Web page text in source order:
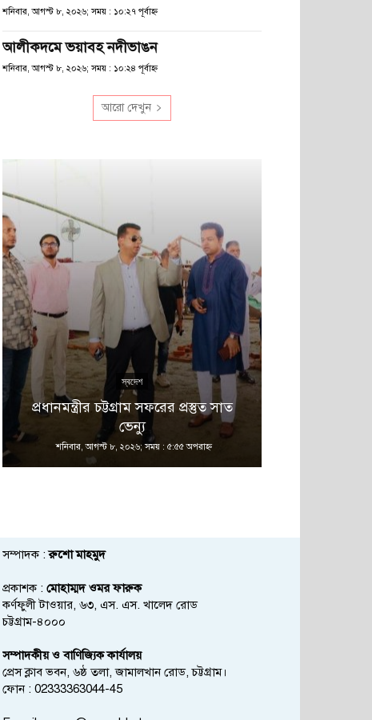
শনিবার, আগস্ট ৮, ২০২৬; সময় : ১০:২৭ পূর্বাহ্ণ
আলীকদমে ভয়াবহ নদীভাঙন
শনিবার, আগস্ট ৮, ২০২৬; সময় : ১০:২৪ পূর্বাহ্ণ
আরো দেখুন
স্বদেশ
প্রধানমন্ত্রীর চট্টগ্রাম সফরের প্রস্তুত সাত
ভেন্যু
শনিবার, আগস্ট ৮, ২০২৬; সময় : ৫:৫৫ অপরাহ্ণ
সম্পাদক :রুশো মাহমুদ
প্রকাশক : মোহাম্মদ ওমর ফারুক
কর্ণফুলী টাওয়ার, ৬৩, এস. এস. খালেদ রোড
চট্টগ্রাম-৪০০০
সম্পাদকীয় ও বাণিজ্যিক কার্যালয়
প্রেস ক্লাব ভবন, ৬ষ্ঠ তলা, জামালখান রোড, চট্টগ্রাম।
ফোন : 02333363044-45